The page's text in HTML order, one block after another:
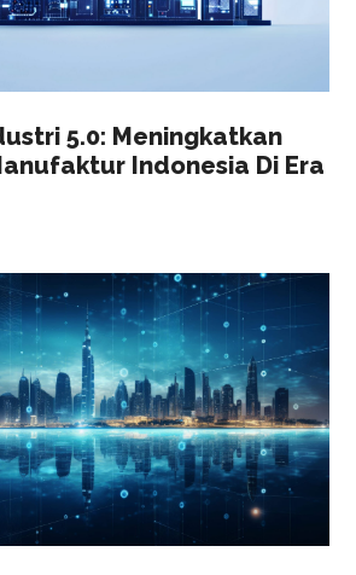
5.0: Meningkatkan
Indonesia Di Era